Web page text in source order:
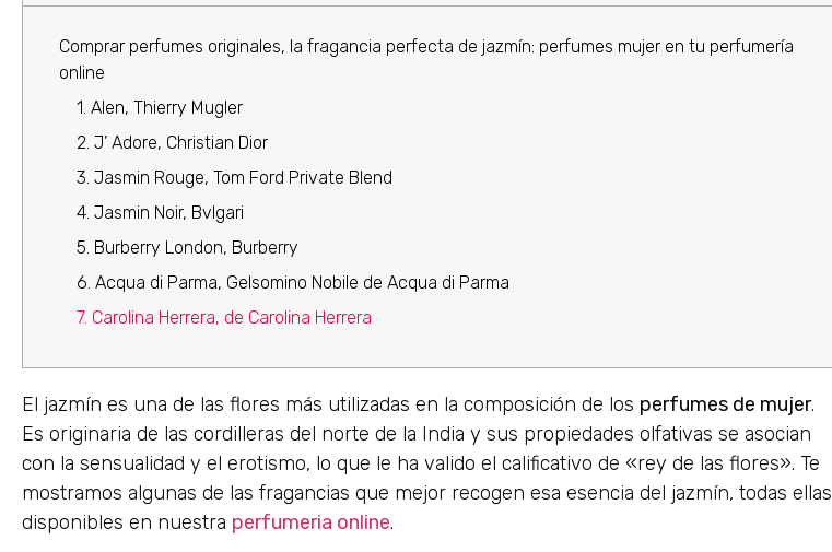
Comprar perfumes originales, la fragancia perfecta de jazmín: perfumes mujer en tu perfumería
online
1. Alen, Thierry Mugler
2. J’ Adore, Christian Dior
3. Jasmin Rouge, Tom Ford Private Blend
4. Jasmin Noir, Bvlgari
5. Burberry London, Burberry
6. Acqua di Parma, Gelsomino Nobile de Acqua di Parma
7. Carolina Herrera, de Carolina Herrera
El jazmín es una de las flores más utilizadas en la composición de los perfumes de mujer.
Es originaria de las cordilleras del norte de la India y sus propiedades olfativas se asocian
con la sensualidad y el erotismo, lo que le ha valido el calificativo de «rey de las flores». Te
mostramos algunas de las fragancias que mejor recogen esa esencia del jazmín, todas ellas
disponibles en nuestra perfumeria online.